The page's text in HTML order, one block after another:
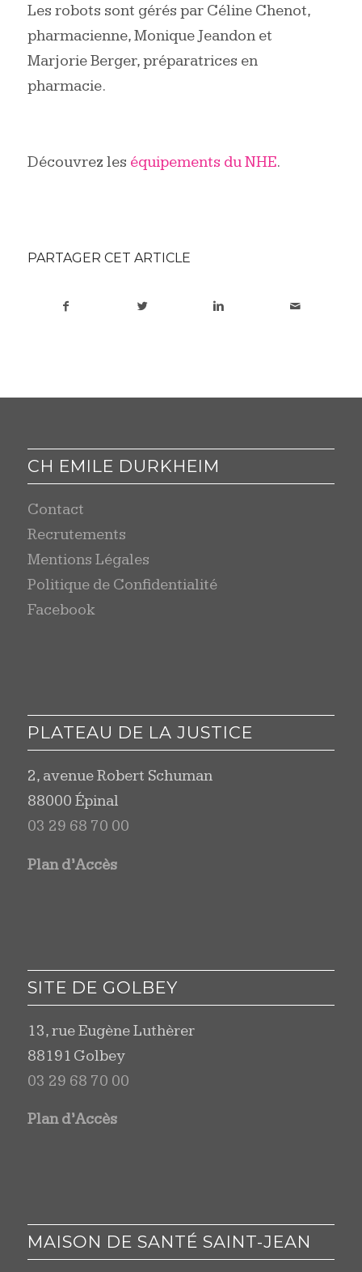
Les robots sont gérés par Céline Chenot,
pharmacienne, Monique Jeandon et
Marjorie Berger, préparatrices en
pharmacie.
Découvrez les équipements du NHE.
PARTAGER CET ARTICLE
CH EMILE DURKHEIM
Contact
Recrutements
Mentions Légales
Politique de Confidentialité
Facebook
PLATEAU DE LA JUSTICE
2, avenue Robert Schuman
88000 Épinal
03 29 68 70 00
Plan d’Accès
SITE DE GOLBEY
13, rue Eugène Luthèrer
88191 Golbey
03 29 68 70 00
Plan d’Accès
MAISON DE SANTÉ SAINT-JEAN